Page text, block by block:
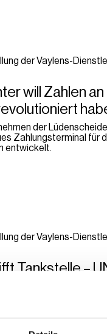
will Zahlen an
der
Zahlungsterminal für
entwickelt.
Tankstelle –